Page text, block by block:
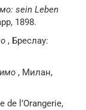
sein Leben
1898.
, Бреслау:
, Милан,
de l’Orangerie,